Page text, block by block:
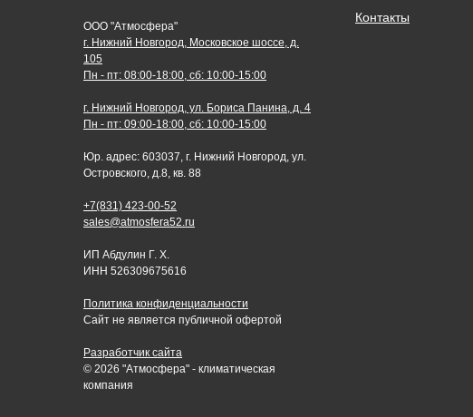
ООО "Атмосфера"
г. Нижний Новгород, Московское шоссе, д.
105
Пн - пт: 08:00-18:00, сб: 10:00-15:00
г. Нижний Новгород, ул. Бориса Панина, д. 4
Пн - пт: 09:00-18:00, сб: 10:00-15:00
Юр. адрес: 603037, г. Нижний Новгород, ул.
Островского, д.8, кв. 88
+7(831) 423-00-52
sales@atmosfera52.ru
ИП Абдулин Г. Х.
ИНН 526309675616
Политика конфиденциальности
Сайт не является публичной офертой
Разработчик сайта
© 2026 "Атмосфера" - климатическая
компания
Контакты